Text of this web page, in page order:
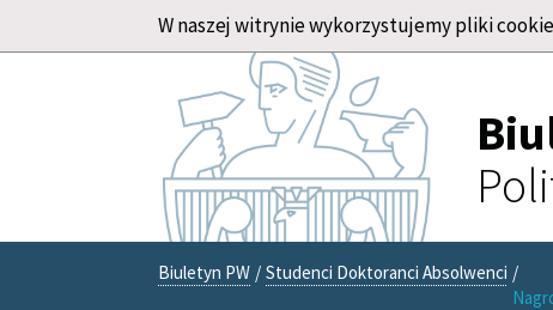
W naszej witrynie wykorzystujemy pliki
Biuletyn PW / Studenci Doktoranci Absolwenci /